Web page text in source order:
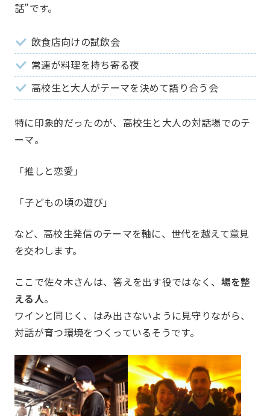
Hatch & Evolve（ハチエ
同好会 Club
話”です。
飲食店向けの試飲会
常連が料理を持ち寄る夜
高校生と大人がテーマを決めて語り合う会
特に印象的だったのが、高校生と大人の対話場でのテ
ーマ。
「推しと恋愛」
「子どもの頃の遊び」
など、高校生発信のテーマを軸に、世代を越えて意見
を交わします。
ここで佐々木さんは、答えを出す役ではなく、 場を整
える人。
ワインと同じく、はみ出さないように見守りながら、
対話が育つ環境をつくっているそうです。